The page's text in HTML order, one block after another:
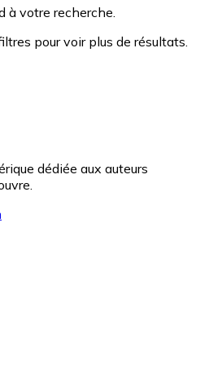
à votre recherche.
pour voir plus de résultats.
dédiée aux auteurs